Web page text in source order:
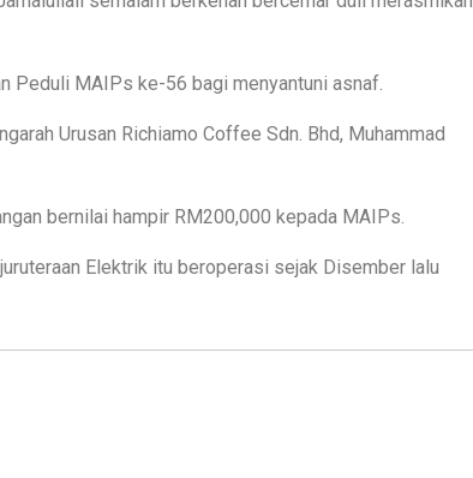
Peduli MAIPs ke-56 bagi menyantuni asnaf.
Urusan Richiamo Coffee Sdn. Bhd, Muhammad
bernilai hampir RM200,000 kepada MAIPs.
Elektrik itu beroperasi sejak Disember lalu